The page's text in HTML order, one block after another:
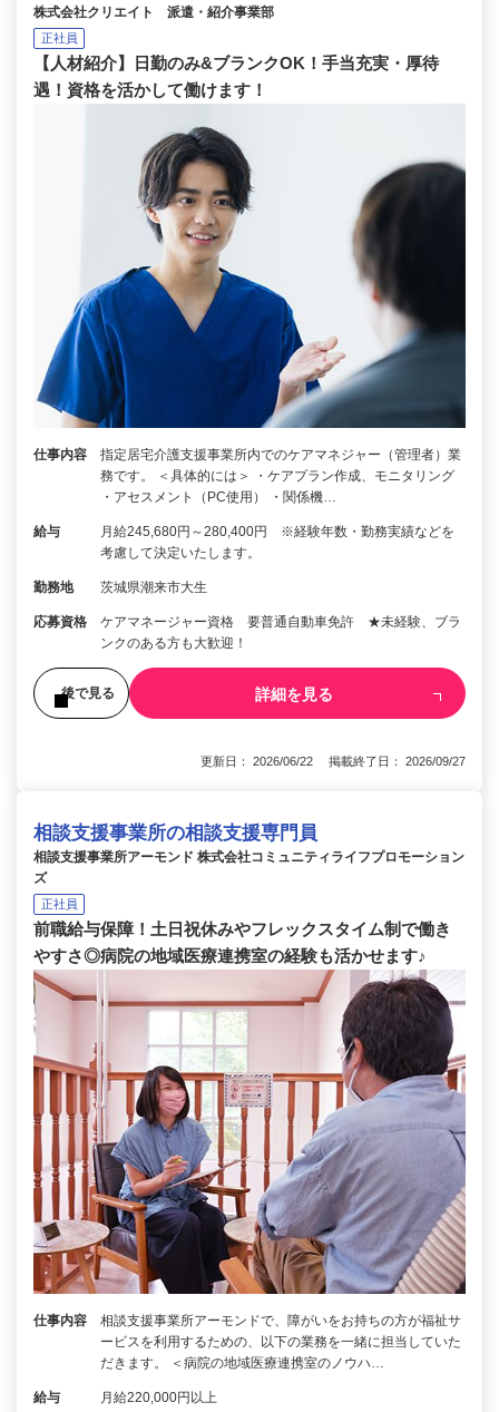
株式会社クリエイト 派遣・紹介事業部
正社員
【人材紹介】日勤のみ&ブランクOK！手当充実・厚待
遇！資格を活かして働けます！
仕事内容
指定居宅介護支援事業所内でのケアマネジャー（管理者）業
務です。 ＜具体的には＞ ・ケアプラン作成、モニタリング
・アセスメント（PC使用） ・関係機…
給与
月給245,680円～280,400円 ※経験年数・勤務実績などを
考慮して決定いたします。
勤務地 茨城県潮来市大生
応募資格
ケアマネージャー資格 要普通自動車免許 ★未経験、ブラ
ンクのある方も大歓迎！
後で見る 詳細を見る
更新日： 2026/06/22 掲載終了日： 2026/09/27
相談支援事業所の相談支援専門員
相談支援事業所アーモンド 株式会社コミュニティライフプロモーション
ズ
正社員
前職給与保障！土日祝休みやフレックスタイム制で働き
やすさ◎病院の地域医療連携室の経験も活かせます♪
仕事内容
相談支援事業所アーモンドで、障がいをお持ちの方が福祉サ
ービスを利用するための、以下の業務を一緒に担当していた
だきます。 ＜病院の地域医療連携室のノウハ…
給与 月給220,000円以上